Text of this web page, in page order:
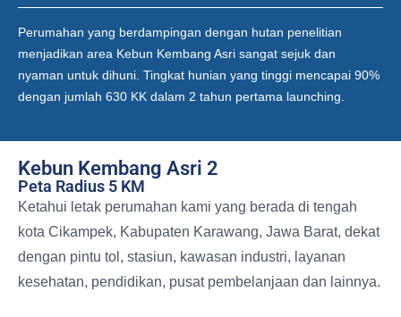
Perumahan yang berdampingan dengan hutan penelitian
menjadikan area Kebun Kembang Asri sangat sejuk dan
nyaman untuk dihuni. Tingkat hunian yang tinggi mencapai 90%
dengan jumlah 630 KK dalam 2 tahun pertama launching.
Kebun Kembang Asri 2
Peta Radius 5 KM
Ketahui letak perumahan kami yang berada di tengah
kota Cikampek, Kabupaten Karawang, Jawa Barat, dekat
dengan pintu tol, stasiun, kawasan industri, layanan
kesehatan, pendidikan, pusat pembelanjaan dan lainnya.